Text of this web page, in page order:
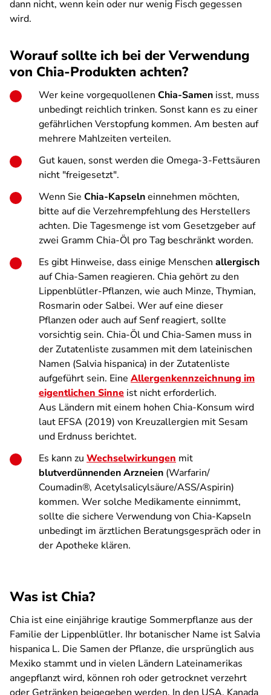
dann nicht, wenn kein oder nur wenig Fisch gegessen
wird.
Worauf sollte ich bei der Verwendung
von Chia-Produkten achten?
Wer keine vorgequollenen Chia-Samen isst, muss
unbedingt reichlich trinken. Sonst kann es zu einer
gefährlichen Verstopfung kommen. Am besten auf
mehrere Mahlzeiten verteilen.
Gut kauen, sonst werden die Omega-3-Fettsäuren
nicht "freigesetzt".
Wenn Sie Chia-Kapselneinnehmen möchten,
bitte auf die Verzehrempfehlung des Herstellers
achten. Die Tagesmenge ist vom Gesetzgeber auf
zwei Gramm Chia-Öl pro Tag beschränkt worden.
Es gibt Hinweise, dass einige Menschen allergisch
auf Chia-Samen reagieren. Chia gehört zu den
Lippenblütler-Pflanzen, wie auch Minze, Thymian,
Rosmarin oder Salbei. Wer auf eine dieser
Pflanzen oder auch auf Senf reagiert, sollte
vorsichtig sein. Chia-Öl und Chia-Samen muss in
der Zutatenliste zusammen mit dem lateinischen
Namen (Salvia hispanica) in der Zutatenliste
aufgeführt sein. Eine Allergenkennzeichnung im
eigentlichen Sinne ist nicht erforderlich.
Aus Ländern mit einem hohen Chia-Konsum wird
laut EFSA (2019) von Kreuzallergien mit Sesam
und Erdnuss berichtet.
Es kann zu Wechselwirkungen mit
blutverdünnenden Arzneien (Warfarin/
Coumadin®, Acetylsalicylsäure/ASS/Aspirin)
kommen. Wer solche Medikamente einnimmt,
sollte die sichere Verwendung von Chia-Kapseln
unbedingt im ärztlichen Beratungsgespräch oder in
der Apotheke klären.
Was ist Chia?
Chia ist eine einjährige krautige Sommerpflanze aus der
Familie der Lippenblütler. Ihr botanischer Name ist Salvia
hispanica L. Die Samen der Pflanze, die ursprünglich aus
Mexiko stammt und in vielen Ländern Lateinamerikas
angepflanzt wird, können roh oder getrocknet verzehrt